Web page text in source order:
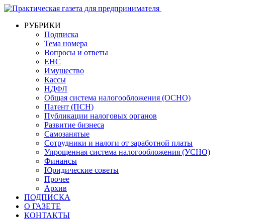
РУБРИКИ
Подписка
Тема номера
Вопросы и ответы
ЕНС
Имущество
Кассы
НДФЛ
Общая система налогообложения (ОСНО)
Патент (ПСН)
Публикации налоговых органов
Развитие бизнеса
Самозанятые
Сотрудники и налоги от заработной платы
Упрощенная система налогообложения (УСНО)
Финансы
Юридические советы
Прочее
Архив
ПОДПИСКА
О ГАЗЕТЕ
КОНТАКТЫ